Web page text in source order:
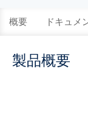
概要 ドキュメ
製品概要